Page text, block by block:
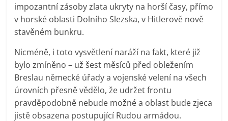
impozantní zásoby zlata ukryty na horší časy, přímo
v horské oblasti Dolního Slezska, v Hitlerově nově
stavěném bunkru.
Nicméně, i toto vysvětlení naráží na fakt, které již
bylo zmíněno – už šest měsíců před obležením
Breslau německé úřady a vojenské velení na všech
úrovních přesně vědělo, že udržet frontu
pravděpodobně nebude možné a oblast bude zjeca
jistě obsazena postupující Rudou armádou.